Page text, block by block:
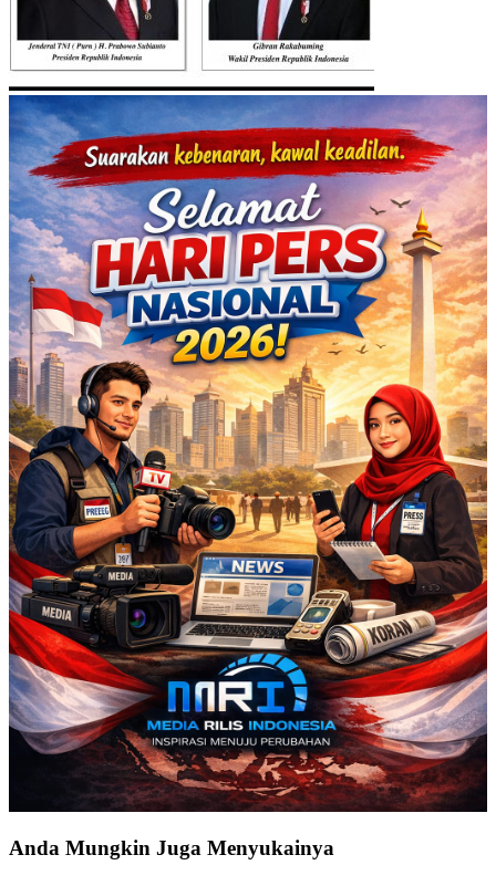
Anda Mungkin Juga Menyukainya